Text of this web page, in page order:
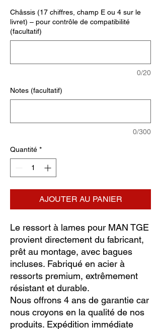
Châssis (17 chiffres, champ E ou 4 sur le
livret) – pour contrôle de compatibilité
(facultatif)
0/20
Notes (facultatif)
0/300
Quantité *
AJOUTER AU PANIER
Le ressort à lames pour MAN TGE
provient directement du fabricant,
prêt au montage, avec bagues
incluses. Fabriqué en acier à
ressorts premium, extrêmement
résistant et durable.
Nous offrons 4 ans de garantie car
nous croyons en la qualité de nos
produits. Expédition immédiate